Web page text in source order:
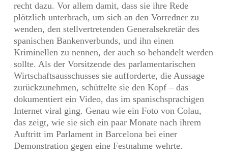
recht dazu. Vor allem damit, dass sie ihre Rede
plötzlich unterbrach, um sich an den Vorredner zu
wenden, den stellvertretenden Generalsekretär des
spanischen Bankenverbunds, und ihn einen
Kriminellen zu nennen, der auch so behandelt werden
sollte. Als der Vorsitzende des parlamentarischen
Wirtschaftsausschusses sie aufforderte, die Aussage
zurückzunehmen, schüttelte sie den Kopf – das
dokumentiert ein Video, das im spanischsprachigen
Internet viral ging. Genau wie ein Foto von Colau,
das zeigt, wie sie sich ein paar Monate nach ihrem
Auftritt im Parlament in Barcelona bei einer
Demonstration gegen eine Festnahme wehrte.